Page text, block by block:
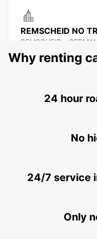
REMSCHEID NO
REMSCHEID -
DORTMUND
Why renting
24 hour
No
24/7 service
Only